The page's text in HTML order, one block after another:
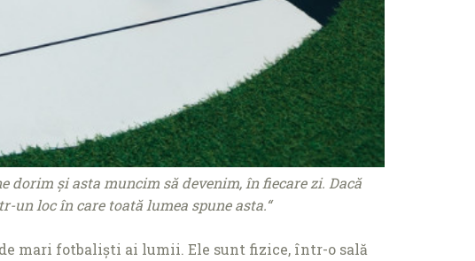
dorim și asta muncim să devenim, în fiecare zi. Dacă
loc în care toată lumea spune asta.“
mari fotbaliști ai lumii. Ele sunt fizice, într-o sală